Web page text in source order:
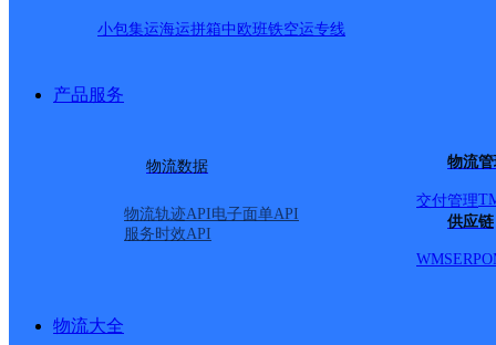
小包集运海运拼箱中欧班铁空运专线
产品服务
物流数据
物流轨迹API电子面单API
服务时效API
物流
交付管理
供应链
WMSERP
物流大全